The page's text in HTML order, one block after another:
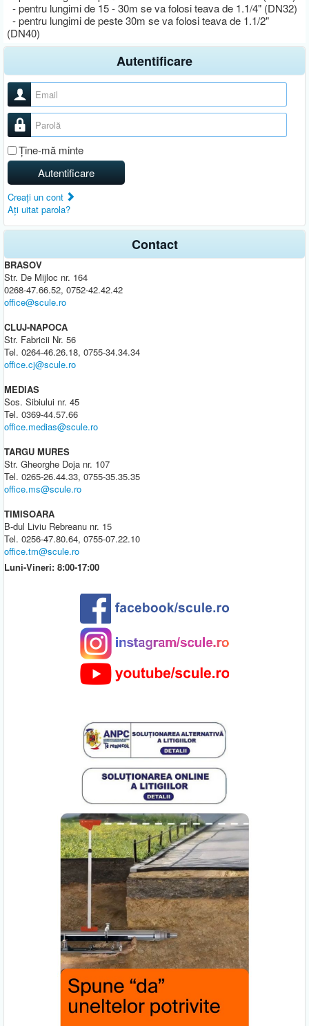
- pentru lungimi de 15 - 30m se va folosi teava de 1.1/4" (DN32)
- pentru lungimi de peste 30m se va folosi teava de 1.1/2"
(DN40)
Autentificare
Nume utilizator
Parolă
Ţine-mă minte
Autentificare
Creaţi un cont
Aţi uitat parola?
Contact
BRASOV
Str. De Mijloc nr. 164
0268-47.66.52, 0752-42.42.42
office@scule.ro
CLUJ-NAPOCA
Str. Fabricii Nr. 56
Tel. 0264-46.26.18, 0755-34.34.34
office.cj@scule.ro
MEDIAS
Sos. Sibiului nr. 45
Tel. 0369-44.57.66
office.medias@scule.ro
TARGU MURES
Str. Gheorghe Doja nr. 107
Tel. 0265-26.44.33, 0755-35.35.35
office.ms@scule.ro
TIMISOARA
B-dul Liviu Rebreanu nr. 15
Tel. 0256-47.80.64, 0755-07.22.10
office.tm@scule.ro
Luni-Vineri: 8:00-17:00